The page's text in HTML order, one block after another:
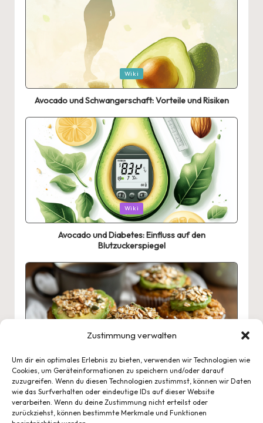
Zustimmung verwalten
Um dir ein optimales Erlebnis zu bieten, verwenden wir Technologien wie
Cookies, um Geräteinformationen zu speichern und/oder darauf
zuzugreifen. Wenn du diesen Technologien zustimmst, können wir Daten
wie das Surfverhalten oder eindeutige IDs auf dieser Website
verarbeiten. Wenn du deine Zustimmung nicht erteilst oder
zurückziehst, können bestimmte Merkmale und Funktionen
Wiki
Avocado und Schwangerschaft: Vorteile und Risiken
Posted
Wiki
Avocado und Diabetes: Einfluss auf den
Blutzuckerspiegel
in
Avocado-Frühstücksmuffins mit Haferflocken